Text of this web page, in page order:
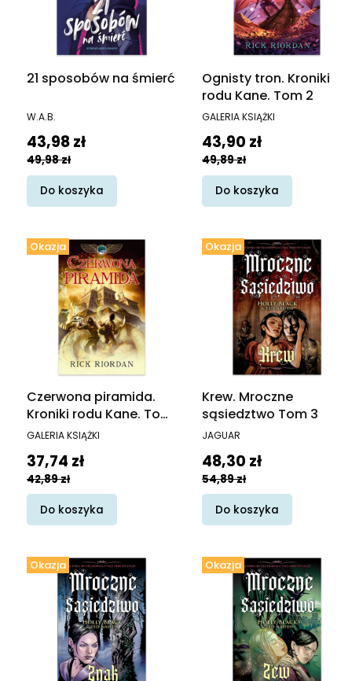
21 sposobów na śmierć
PRODUCENT
W.A.B.
Cena promocyjna
43,98 zł
49,98 zł
Do koszyka
Ognisty tron. Kroniki
rodu Kane. Tom 2
PRODUCENT
GALERIA KSIĄŻKI
Cena promocyjna
43,90 zł
49,89 zł
Do koszyka
Okazja
Czerwona piramida.
Kroniki rodu Kane. Tom
1PRODUCENT
GALERIA KSIĄŻKI
Cena promocyjna
37,74 zł
42,89 zł
Do koszyka
Okazja
Krew. Mroczne
sąsiedztwo Tom 3
PRODUCENT
JAGUAR
Cena promocyjna
48,30 zł
54,89 zł
Do koszyka
Okazja Okazja